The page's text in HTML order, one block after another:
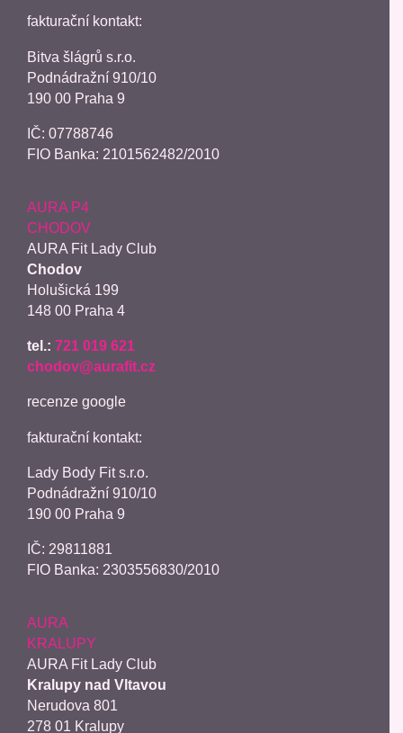
fakturační kontakt:
Bitva šlágrů s.r.o.
Podnádražní 910/10
190 00 Praha 9
IČ: 07788746
FIO Banka: 2101562482/2010
AURA P4
CHODOV
AURA Fit Lady Club
Chodov
Holušická 199
148 00 Praha 4
tel.: 721 019 621
chodov@aurafit.cz
recenze google
fakturační kontakt:
Lady Body Fit s.r.o.
Podnádražní 910/10
190 00 Praha 9
IČ: 29811881
FIO Banka: 2303556830/2010
AURA
KRALUPY
AURA Fit Lady Club
Kralupy nad Vltavou
Nerudova 801
278 01 Kralupy